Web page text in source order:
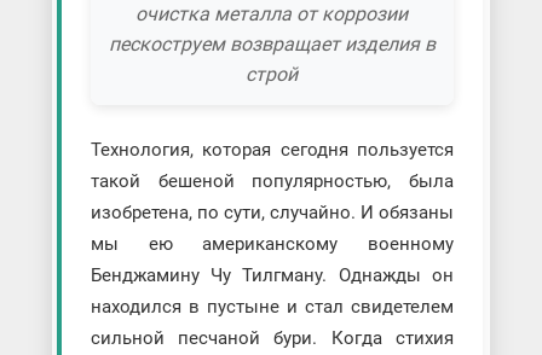
очистка металла от коррозии
пескоструем возвращает изделия в
строй
Технология, которая сегодня пользуется
такой бешеной популярностью, была
изобретена, по сути, случайно. И обязаны
мы ею американскому военному
Бенджамину Чу Тилгману. Однажды он
находился в пустыне и стал свидетелем
сильной песчаной бури. Когда стихия